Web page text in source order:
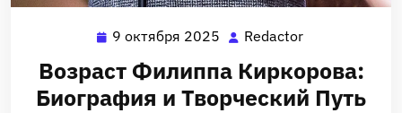
9 октября 2025 9
2025
Redactor
Возраст Филиппа Киркорова:
Биография и Творческий Путь